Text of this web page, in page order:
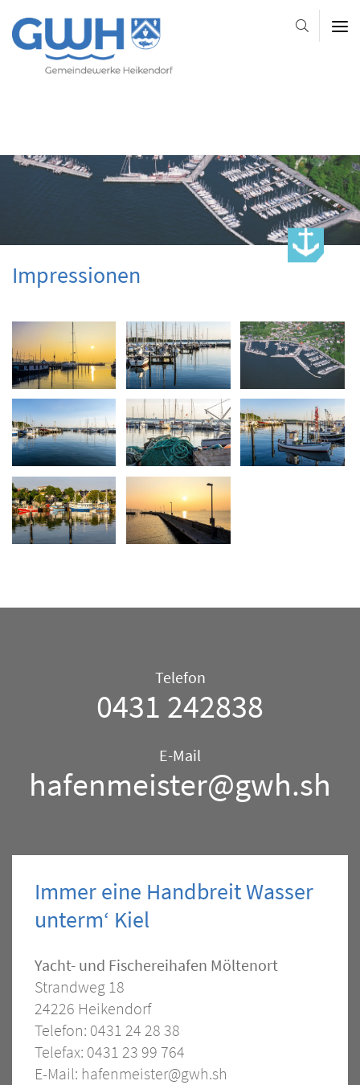
Slider
Impressionen
Telefon
0431 242838
E-Mail
hafenmeister@gwh.sh
Immer eine Handbreit Wasser
unterm‘ Kiel
Kontakt
–
Hafen
Yacht- und Fischereihafen Möltenort
Strandweg 18
24226 Heikendorf
Telefon: 0431 24 28 38
Telefax: 0431 23 99 764
E-Mail: hafenmeister@gwh.sh